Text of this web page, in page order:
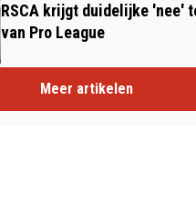
RSCA krijgt duidelijke 'nee'
van Pro League
Meer artikelen